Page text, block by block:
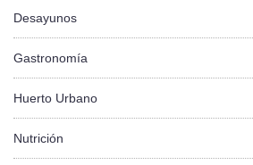
Desayunos
Gastronomía
Huerto Urbano
Nutrición